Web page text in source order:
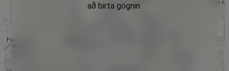
að birta gögnin.